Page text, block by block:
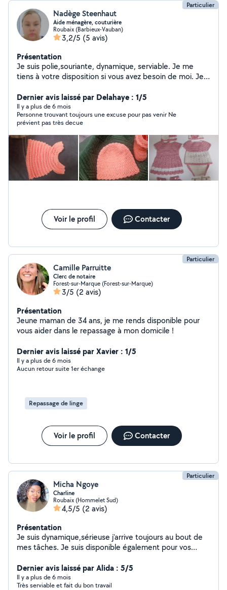
Particulier
Nadège Steenhaut
Aide ménagère, couturière
Roubaix (Barbieux-Vauban)
3,2/5 (5 avis)
Présentation
Je suis polie,souriante, dynamique, serviable. Je me
tiens à votre disposition si vous avez besoin de moi. Je
également. Mon activité principale est aide ménagère
mais je fais d'autres choses à côté N'hésitez pas à me
contacter
Dernier avis laissé par Delahaye : 1/5
Il y a plus de 6 mois
Personne trouvant toujours une excuse pour pas venir Ne
prévient pas très decue
Voir le profil Contacter
Particulier
Camille Parruitte
Clerc de notaire
Forest-sur-Marque (Forest-sur-Marque)
3/5 (2 avis)
Présentation
Jeune maman de 34 ans, je me rends disponible pour
vous aider dans le repassage à mon domicile !
Dernier avis laissé par Xavier : 1/5
Il y a plus de 6 mois
Aucun retour suite 1er échange
Repassage de linge
Voir le profil Contacter
Particulier
Micha Ngoye
Charline
Roubaix (Hommelet Sud)
4,5/5 (2 avis)
Présentation
Je suis dynamique,sérieuse j'arrive toujours au bout de
mes tâches. Je suis disponible également pour vos
Dernier avis laissé par Alida : 5/5
Il y a plus de 6 mois
Très serviable et fait du bon travail